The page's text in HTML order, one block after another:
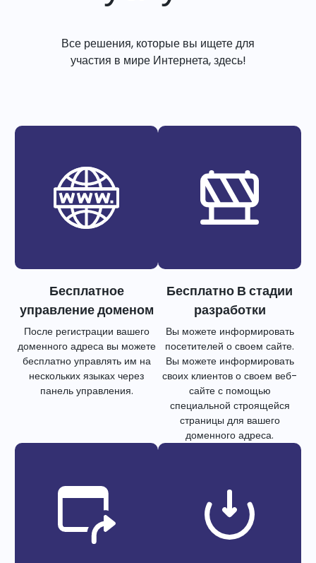
Все решения, которые вы ищете для
участия в мире Интернета, здесь!
Бесплатное
управление доменом
После регистрации вашего
доменного адреса вы можете
бесплатно управлять им на
нескольких языках через
панель управления.
Бесплатно В стадии
разработки
Вы можете информировать
посетителей о своем сайте.
Вы можете информировать
своих клиентов о своем веб-
сайте с помощью
специальной строящейся
страницы для вашего
доменного адреса.